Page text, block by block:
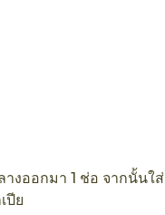
างออกมา 1 ช่อ จากนั้นใส่
ปีย